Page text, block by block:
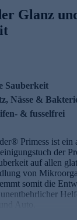
Primess ist
Durch die
es in Küche und
online
Glanz
Sauberkeit
Nässe &
& fusselfrei
Primess ist ein
der
auf allen
von
somit die
Auto.